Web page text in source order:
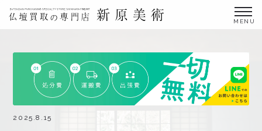
仏壇買取サービス
買取ステップ・お仏壇処分の流れ
ブログ
2025.8.15